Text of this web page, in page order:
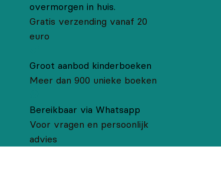
overmorgen in huis.
Gratis verzending vanaf 20
euro
Groot aanbod kinderboeken
Meer dan 900 unieke boeken
Bereikbaar via Whatsapp
Voor vragen en persoonlijk
advies